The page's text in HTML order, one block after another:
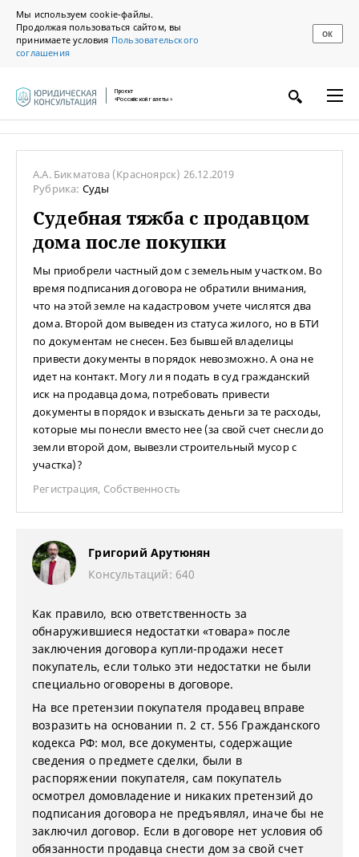
Мы используем cookie-файлы.
Продолжая пользоваться сайтом, вы
принимаете условия Пользовательского
соглашения
ОК
Проект
«Российской газеты»
А.А. Бикматова (Красноярск) 26.12.2019
Рубрика: Суды
Судебная тяжба с продавцом
дома после покупки
Мы приобрели частный дом с земельным участком. Во
время подписания договора не обратили внимания,
что на этой земле на кадастровом учете числятся два
дома. Второй дом выведен из статуса жилого, но в БТИ
по документам не снесен. Без бывшей владелицы
привести документы в порядок невозможно. А она не
идет на контакт. Могу ли я подать в суд гражданский
иск на продавца дома, потребовать привести
документы в порядок и взыскать деньги за те расходы,
которые мы понесли вместо нее (за свой счет снесли до
земли второй дом, вывезли строительный мусор с
участка)?
Регистрация, Собственность
Григорий Арутюнян
Консультаций: 640
Как правило, всю ответственность за
обнаружившиеся недостатки «товара» после
заключения договора купли-продажи несет
покупатель, если только эти недостатки не были
специально оговорены в договоре.
На все претензии покупателя продавец вправе
возразить на основании п. 2 ст. 556 Гражданского
кодекса РФ: мол, все документы, содержащие
сведения о предмете сделки, были в
распоряжении покупателя, сам покупатель
осмотрел домовладение и никаких претензий до
подписания договора не предъявлял, иначе бы не
заключил договор. Если в договоре нет условия об
обязанности продавца снести дом за свой счет